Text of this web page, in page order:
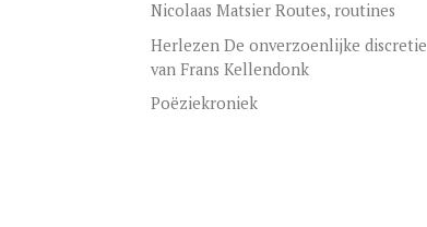
Nicolaas Matsier Routes, routines
Herlezen De onverzoenlijke discretie
van Frans Kellendonk
Poëziekroniek